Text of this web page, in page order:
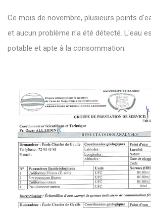
Ce mois de novembre, plusieurs points
et aucun problème n'a été détecté. L'eau
potable et apte à la consommation.